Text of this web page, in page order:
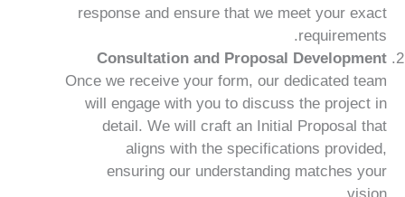
response and ensure that we meet your exact
requirements.
Consultation and Proposal Development
Once we receive your form, our dedicated team
will engage with you to discuss the project in
detail. We will craft an Initial Proposal that
aligns with the specifications provided,
ensuring our understanding matches your
vision.